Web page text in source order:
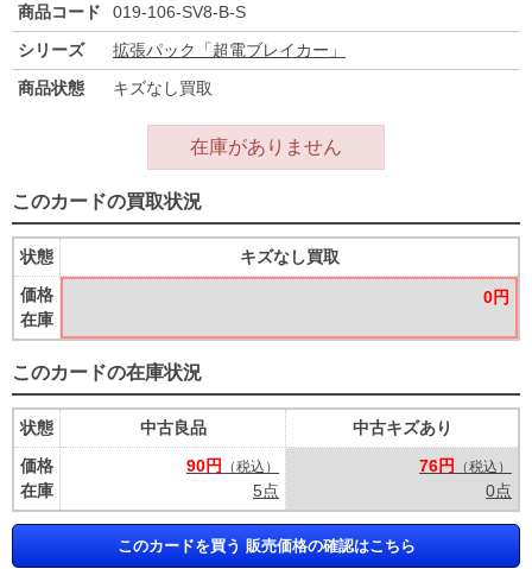
商品コード
019-106-SV8-B-S
シリーズ
拡張パック「超電ブレイカー」
商品状態
キズなし買取
在庫がありません
このカードの買取状況
状態
価格
在庫
キズなし買取
0円
このカードの在庫状況
状態
価格
在庫
中古良品
90円
（税込）
5点
中古キズあり
76円
（税込）
0点
このカードを買う 販売価格の確認はこちら